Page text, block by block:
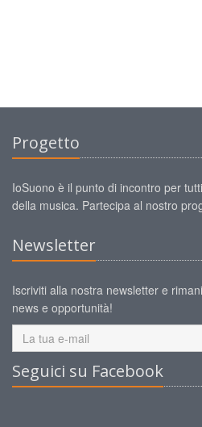
Progetto
IoSuono è il punto di incontro per
della musica. Partecipa al nostro
Newsletter
Iscriviti alla nostra newsletter e
news e opportunità!
Seguici su Facebook